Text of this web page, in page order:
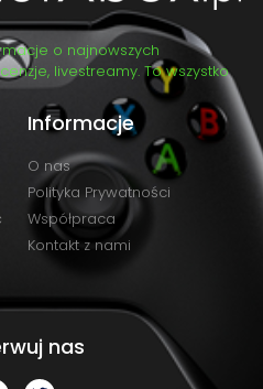
o najnowszych
livestreamy. To wszystko
Informacje
O nas
Polityka Prywatności
Współpraca
Kontakt z nami
nas